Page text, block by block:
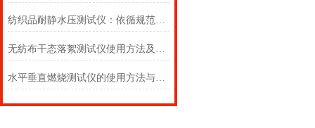
纺织品耐静水压测试仪：依循规范，精准测防渗
无纺布干态落絮测试仪使用方法及注意事项详解
水平垂直燃烧测试仪的使用方法与注意事项